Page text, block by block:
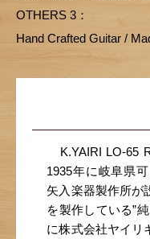
OTHERS 3：
Hand Crafted Guitar /
K.YAIRI LO-65
1935年に岐阜県
矢入楽器製作所が
を製作している”
に株式会社ヤイリ